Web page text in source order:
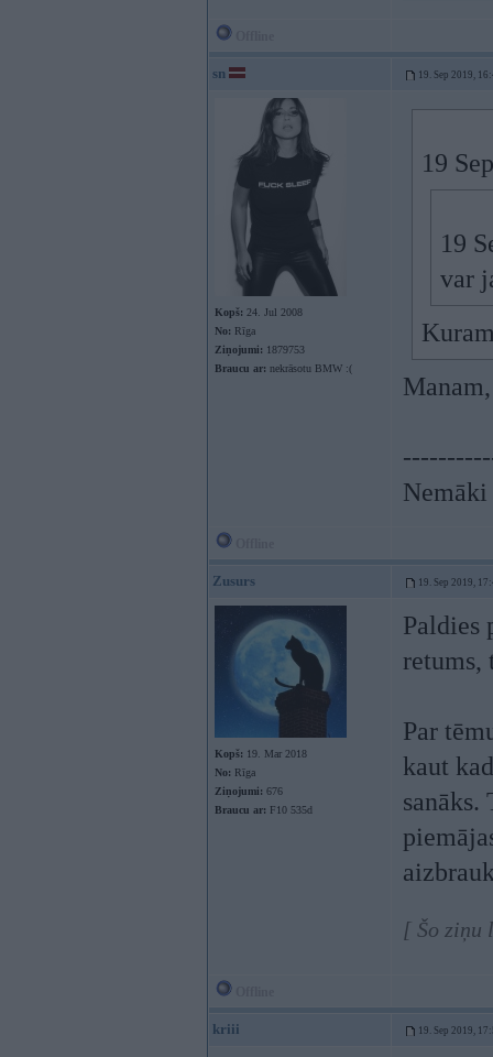
sn 19. Sep 2019,
Kopš: 24. Jul 2008
No: Rīga
Ziņojumi: 1879753
Braucu ar: nekrāsotu BMW :(
19
19
var
Zusurs 19. Sep 2019,
Kopš: 19. Mar 2018
No: Rīga
Ziņojumi: 676
Braucu ar: F10 535d
Paldies
Par
kaut
sanāks.
[ Šo ziņu
kriii 19. Sep 2019,